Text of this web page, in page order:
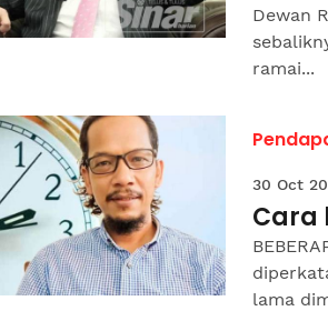
Dewan
ramai...
30 Oct
Cara
lama